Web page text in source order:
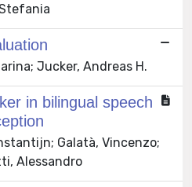
Jucker, Andreas H.
in bilingual speech
Galatà, Vincenzo;
Alessandro